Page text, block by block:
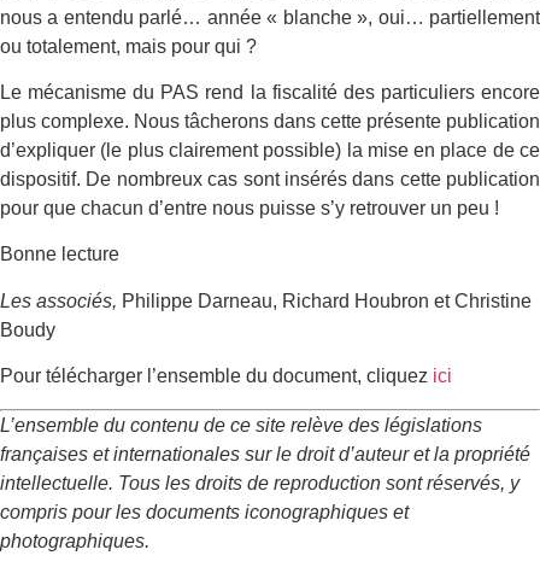
nous a entendu parlé… année « blanche », oui… partiellement
ou totalement, mais pour qui ?
Le mécanisme du PAS rend la fiscalité des particuliers encore
plus complexe. Nous tâcherons dans cette présente publication
d’expliquer (le plus clairement possible) la mise en place de ce
dispositif. De nombreux cas sont insérés dans cette publication
pour que chacun d’entre nous puisse s’y retrouver un peu !
Bonne lecture
Les associés, Philippe Darneau, Richard Houbron et Christine
Boudy
Pour télécharger l’ensemble du document, cliquez ici
L’ensemble du contenu de ce site relève des législations
françaises et internationales sur le droit d’auteur et la propriété
intellectuelle. Tous les droits de reproduction sont réservés, y
compris pour les documents iconographiques et
photographiques.